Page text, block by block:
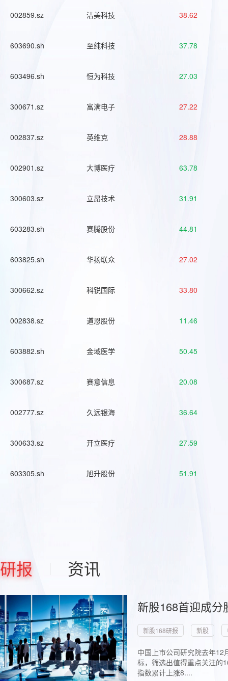
002859.sz 洁美科技 38.62
603690.sh 至纯科技 37.78
603496.sh 恒为科技 27.03
300671.sz 富满电子 27.22
002837.sz 英维克 28.88
002901.sz 大博医疗 63.78
300603.sz 立昂技术 31.91
603283.sh 赛腾股份 44.81
603825.sh 华扬联众 27.02
300662.sz 科锐国际 33.80
002838.sz 道恩股份 11.46
603882.sh 金域医学 50.45
300687.sz 赛意信息 20.08
002777.sz 久远银海 36.64
300633.sz 开立医疗 27.59
603305.sh 旭升股份 51.91
研报 资讯
新股168首迎成
新股168研报 新股
中国上市公司研究院去年
标，筛选出值得重点关注的
指数累计上涨8....